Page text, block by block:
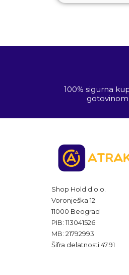
100% sigurna
Shop Hold d.o.o.
Voronješka 12
11000 Beograd
PIB: 113041526
MB: 21792993
Šifra delatnosti 47.91